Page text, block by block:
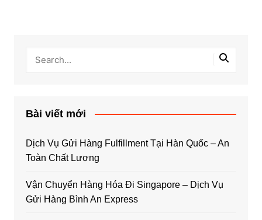
Bài viết mới
Dịch Vụ Gửi Hàng Fulfillment Tại Hàn Quốc – An
Toàn Chất Lượng
Vận Chuyển Hàng Hóa Đi Singapore – Dịch Vụ
Gửi Hàng Bình An Express